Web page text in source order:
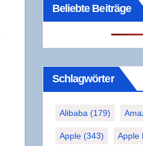
Beliebte Beiträge
Schlag­wör­ter
Alibaba (179)
Apple(343) Apple